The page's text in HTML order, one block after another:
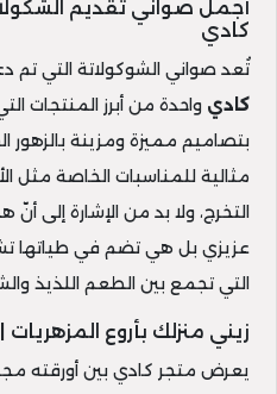
أجمل صواني تقديم
كادي
تُعد صواني الشوكولاتة التي تم
كادي واحدة من أبرز المنتجات
بتصاميم مميزة ومزينة بالزهور
مثالية للمناسبات الخاصة مثل
التخرج، ولا بد من الإشارة إلى
عزيزي بل هي تضم في طياتها
التي تجمع بين الطعم اللذيذ
زيني منزلك بأروع
يعرض متجر كادي بين أورقته